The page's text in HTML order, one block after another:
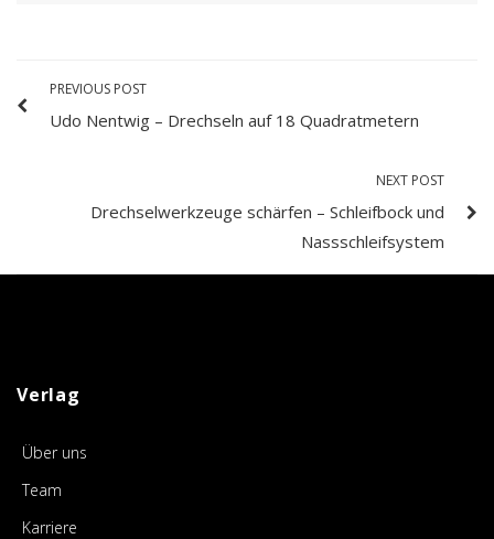
PREVIOUS POST
Udo Nentwig – Drechseln auf 18 Quadratmetern
NEXT POST
Drechselwerkzeuge schärfen – Schleifbock und
Nassschleifsystem
Verlag
Über uns
Team
Karriere